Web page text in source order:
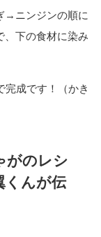
→ニンジンの順に
、下の食材に染み
完成です！（かき
がのレシ
くんが伝